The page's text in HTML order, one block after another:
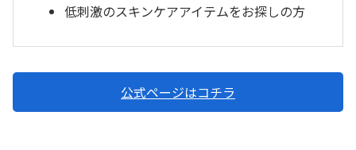
低刺激のスキンケアアイテムをお探しの方
公式ページはコチラ